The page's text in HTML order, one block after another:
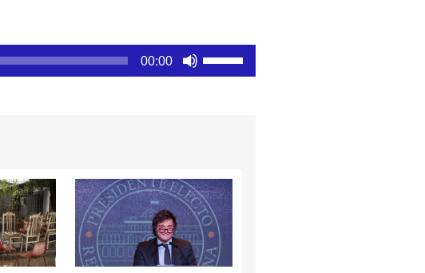
00:00
aumentar
o
disminuir
el
volumen.